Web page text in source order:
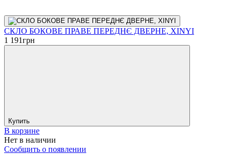
СКЛО БОКОВЕ ПРАВЕ ПЕРЕДНЄ ДВЕРНЕ, XINYI
1 191грн
Купить
В корзине
Нет в наличии
Сообщить о появлении